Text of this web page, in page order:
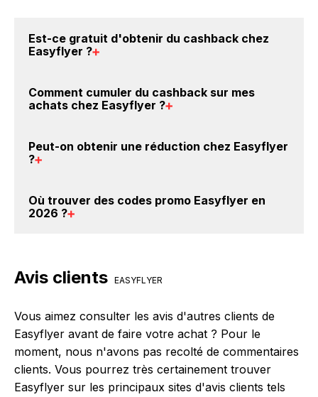
Est-ce gratuit d'obtenir du cashback chez
Easyflyer ?
compte gratuitement pour cumuler vos réductions
cashback sur vos achats chez Easyflyer. Oui, c'est
Comment cumuler du cashback sur mes
achats chez Easyflyer ?
Easyflyer : Créez votre compte sur BackBackBack et
dans votre cagnotte au plus tard 48h après votre
Peut-on obtenir une réduction chez Easyflyer
?
crédités sur votre cagnotte BackBackBack lorsque
Où trouver des codes promo Easyflyer en
2026 ?
sont disponibles sur notre site BackBackBack, vous
codes promo Easyflyer.
Avis clients EASYFLYER
Vous aimez consulter les avis d'autres clients de
Easyflyer avant de faire votre achat ? Pour le
moment, nous n'avons pas recolté de commentaires
clients. Vous pourrez très certainement trouver
Easyflyer sur les principaux sites d'avis clients tels